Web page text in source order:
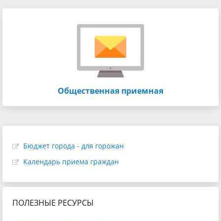
Общественная приемная
Бюджет города - для горожан
Календарь приема граждан
ПОЛЕЗНЫЕ РЕСУРСЫ